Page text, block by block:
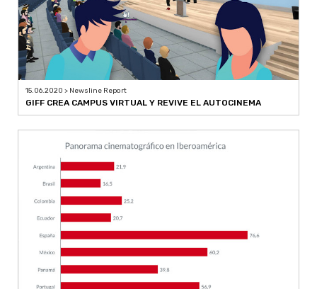
15.06.2020 > Newsline Report
GIFF CREA CAMPUS VIRTUAL Y REVIVE EL AUTOCINEMA